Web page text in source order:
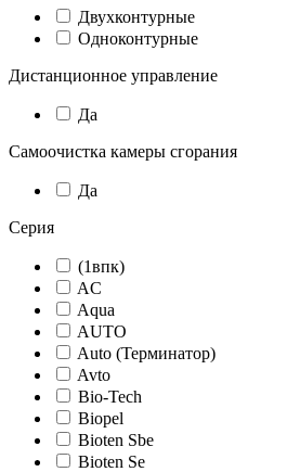
Двухконтурные
Одноконтурные
Дистанционное управление
Да
Самоочистка камеры сгорания
Да
Серия
(1впк)
AC
Aqua
AUTO
Auto (Терминатор)
Avto
Bio-Tech
Biopel
Bioten Sbe
Bioten Se